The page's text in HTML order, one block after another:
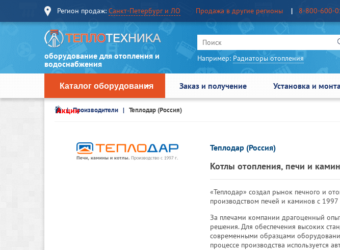
Регион продаж: Санкт-Петербург и ЛО Продажа в другие регионы 8-800-600-
оборудование для отопления и
водоснабжения
Например: Радиаторы отопления
Каталог оборудования Заказ и получение Установка и
АкцииПроизводители Теплодар (Россия)
Теплодар (Россия)
Котлы отопления, печи и
«Теплодар» создал рынок печного и
производством печей и каминов с 1997
За плечами компании драгоценный
решения. Для обеспечения высоких
современными образцами
процессе производства используется